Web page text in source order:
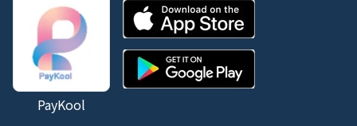
PayKool